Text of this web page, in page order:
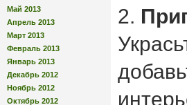
Май 2013
Апрель 2013
Март 2013
Февраль 2013
Январь 2013
Декабрь 2012
Ноябрь 2012
Октябрь 2012
2.